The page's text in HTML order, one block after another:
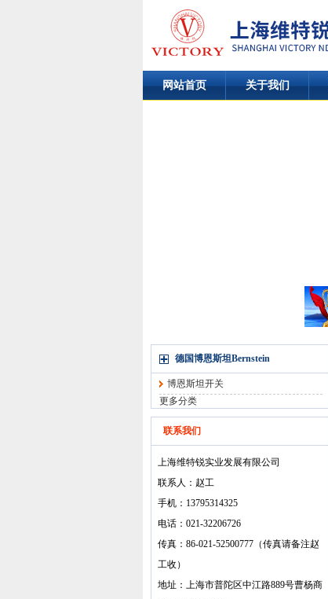
网站首页 关于我们
德国博恩斯坦Bernstein
博恩斯坦开关
更多分类
联系我们
上海维特锐实业发展有限公司
联系人：赵工
手机：13795314325
电话：021-32206726
传真：86-021-52500777（传真请备注赵
工收）
地址：上海市普陀区中江路889号曹杨商